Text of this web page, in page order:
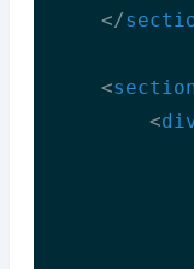
</
<
<